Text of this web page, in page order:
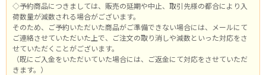
◇予約商品につきましては、販売の延期や中止、取引先様の都合により入
荷数量が減数される場合がございます。
そのため、ご予約いただいた商品がご準備できない場合には、メールにて
ご連絡させていただいた上で、ご注文の取り消しや減数といった対応をさ
せていただくことがございます。
（既にご入金をいただいていた場合には、ご返金にて対応をさせていただ
きます。）